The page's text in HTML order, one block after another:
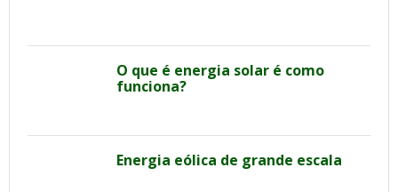
O que é energia solar é como
funciona?
Energia eólica de grande escala